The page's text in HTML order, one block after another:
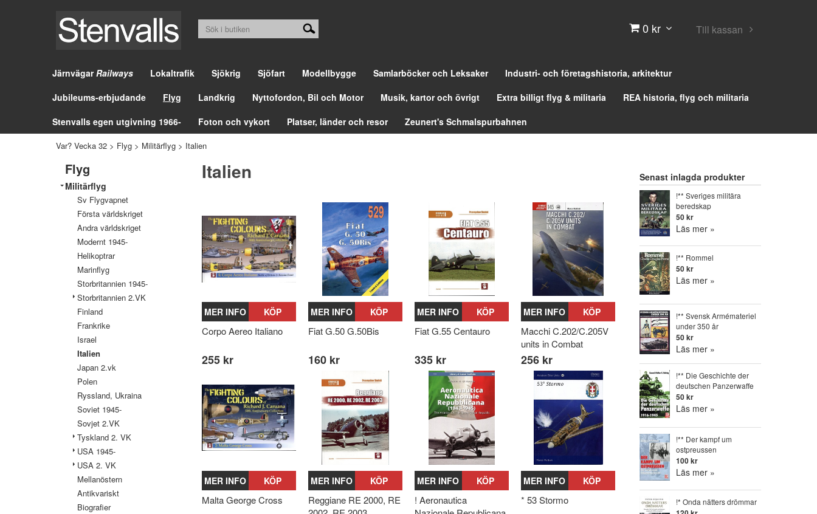
0 kr Till kassan
JärnvägarRailways Lokaltrafik Sjökrig Sjöfart Modellbygge Samlarböcker och Leksaker
Industri- och företagshistoria, arkitektur
Jubileums-erbjudande
Flyg Landkrig Nyttofordon, Bil och Motor Musik, kartor och övrigt Extra billigt flyg & militaria
REA historia, flyg och militaria
Stenvalls egen utgivning 1966-
Foton och vykort Platser, länder och resor Zeunert's Schmalspurbahnen
Var? Vecka 32 > Flyg > Militärflyg > Italien
Flyg
Militärflyg
Sv Flygvapnet
Första världskriget
Andra världskriget
Modernt 1945-
Helikoptrar
Marinflyg
Storbritannien 1945-
Storbritannien 2.VK
Finland
Frankrike
Israel
Italien
Japan 2.vk
Polen
Ryssland, Ukraina
Soviet 1945-
Sovjet 2.VK
Tyskland 2. VK
USA 1945-
USA 2. VK
Mellanöstern
Antikvariskt
Biografier
Italien
MER INFO KÖP
Corpo Aereo Italiano
255 kr
MER INFO KÖP
Fiat G.50 G.50Bis
160 kr
MER INFO KÖP
Fiat G.55 Centauro
335 kr
MER INFO KÖP
Macchi C.202/C.205V
units in Combat
256 kr
MER INFO KÖP
Malta George Cross
MER INFO KÖP
Reggiane RE 2000, RE
MER INFO KÖP
! Aeronautica
MER INFO KÖP
* 53 Stormo
Senast inlagda produkter
!** Sveriges militära
beredskap
50 kr
Läs mer »
!** Rommel
50 kr
Läs mer »
!** Svensk Armémateriel
under 350 år
50 kr
Läs mer »
!** Die Geschichte der
deutschen Panzerwaffe
50 kr
Läs mer »
!** Der kampf um
ostpreussen
100 kr
Läs mer »
!* Onda nätters drömmar